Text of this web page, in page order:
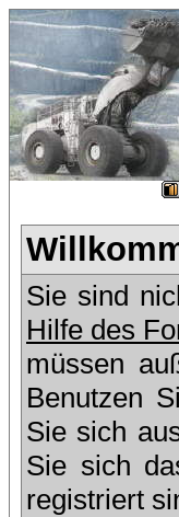
Sie sind
Hilfe des
müssen
Benutzen
Sie sich
Sie sich
registriert